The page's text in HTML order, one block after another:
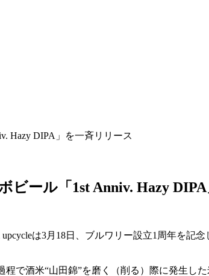
Hazy DIPA」を一斉リリース
ビール「1st Anniv. Hazy
は3月18日、ブルワリー設立1周年を記
で酒米“山田錦”を磨く（削る）際に発生し